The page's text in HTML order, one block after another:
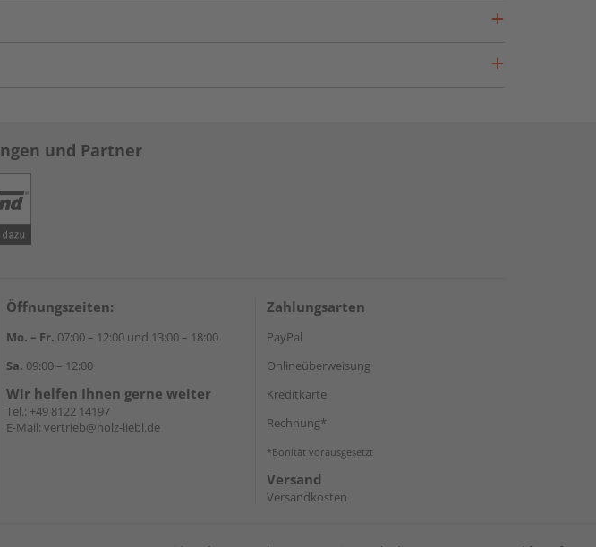
und Partner
Öffnungszeiten:
Mo. – Fr. 07:00 – 12:00 und 13:00 – 18:00
Sa. 09:00 – 12:00
Wir helfen Ihnen gerne weiter
Tel.: +49 8122 14197
E-Mail: vertrieb@holz-liebl.de
Zahlungsarten
PayPal
Onlineüberweisung
Kreditkarte
Rechnung*
*Bonität vorausgesetzt
Versand
Versandkosten